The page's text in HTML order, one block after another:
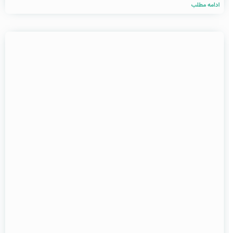
ادامه مطلب